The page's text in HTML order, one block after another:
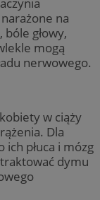
na
głowy,
mogą
nerwowego.
w ciąży
Dla
ich płuca i mózg
dymu